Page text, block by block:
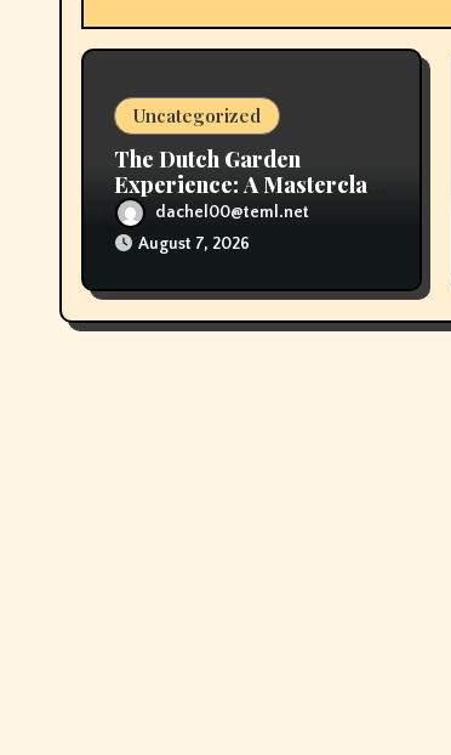
Uncategorized
The Dutch Garden
Experience: A Masterclass
in Horticulture
dachel00@teml.net
August 7, 2026